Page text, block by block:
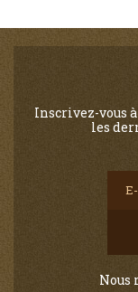
Inscrivez-vous
les
Nous